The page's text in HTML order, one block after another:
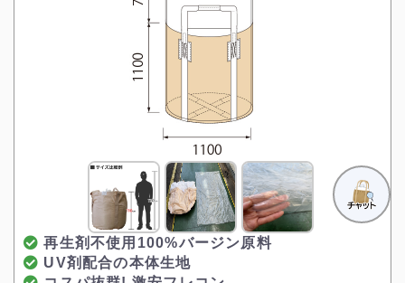
再生剤不使用100%バージン原料
UV剤配合の本体生地